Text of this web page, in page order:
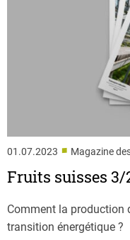
01.07.2023 ■ Magazine
Fruits suisses 3/
Comment la production
transition énergétique ?